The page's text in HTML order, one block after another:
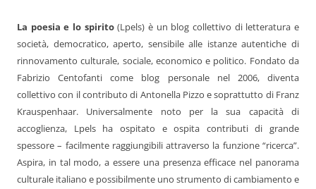
La poesia e lo spirito(Lpels) è un blog collettivo di letteratura e
società, democratico, aperto, sensibile alle istanze autentiche di
rinnovamento culturale, sociale, economico e politico. Fondato da
Fabrizio Centofanti come blog personale nel 2006, diventa
collettivo con il contributo di Antonella Pizzo e soprattutto di Franz
Krauspenhaar. Universalmente noto per la sua capacità di
accoglienza, Lpels ha ospitato e ospita contributi di grande
spessore – facilmente raggiungibili attraverso la funzione “ricerca”.
Aspira, in tal modo, a essere una presenza efficace nel panorama
culturale italiano e possibilmente uno strumento di cambiamento e